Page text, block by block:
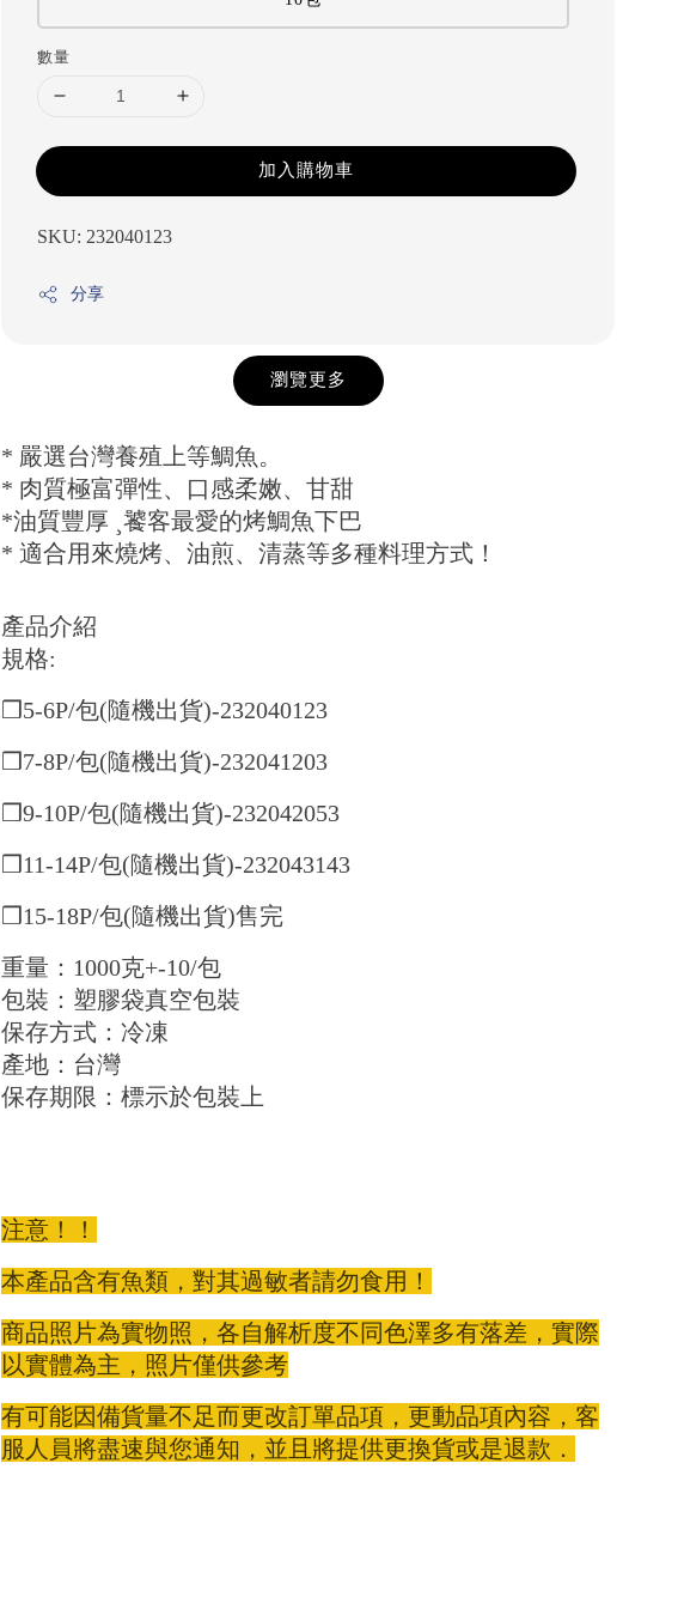
數量
加入購物車
SKU: 232040123
分享
瀏覽更多
* 嚴選台灣養殖上等鯛魚。
* 肉質極富彈性、口感柔嫩、甘甜
*油質豐厚 ¸饕客最愛的烤鯛魚下巴
* 適合用來燒烤、油煎、清蒸等多種料理方式！
產品介紹
規格:
❒5-6P/包(隨機出貨)-232040123
❒7-8P/包(隨機出貨)-232041203
❒9-10P/包(隨機出貨)-232042053
❒11-14P/包(隨機出貨)-232043143
❒15-18P/包(隨機出貨)售完
重量：1000克+-10/包
包裝：塑膠袋真空包裝
保存方式：冷凍
產地：台灣
保存期限：標示於包裝上
注意！！
本產品含有魚類，對其過敏者請勿食用！
商品照片為實物照，各自解析度不同色澤多有落差，實際
以實體為主，照片僅供參考
有可能因備貨量不足而更改訂單品項，更動品項內容，客
服人員將盡速與您通知，並且將提供更換貨或是退款．